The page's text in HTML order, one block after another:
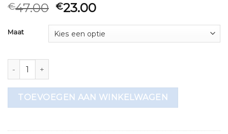
€47.00 €23.00
Maat
trui man aantal
TOEVOEGEN AAN WINKELWAGEN